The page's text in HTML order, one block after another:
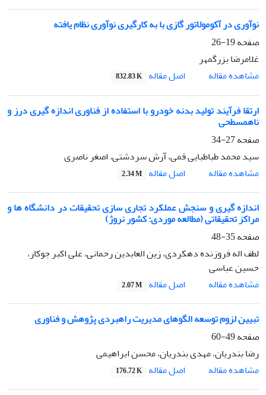
نوآوری در آکومولاتور گازی با به کارگیری نوآوری نظام یافته
صفحه19-26
غلامرضا بزرگمهر
مشاهده مقاله
اصل مقاله 832.83 K
ارتقا فرآیند تولید بدنه خودرو با استفاده از فناوری اندازه گیری درز و
ناهمسطحی
صفحه27-34
سید محمد طباطبایی قمی، آرش سردشتی، اصغر ناصری
مشاهده مقاله
اصل مقاله 2.34 M
اندازه گیری و سنجش عملکرد تجاری سازی تحقیقات در دانشگاه ها و
مراکز تحقیقاتی (مطالعه موردی: کشور نروژ)
صفحه35-48
لطف اله فروزنده دهکردی، زین العابدین رحمانی، علی اکبر جوکار،
حسین عباسی
مشاهده مقاله
اصل مقاله 2.07 M
تبیین لزوم توسعه الگوهای مدیریت راهبردی پژوهش و فناوری
صفحه49-60
رضا بندریان، مهدی بندریان، محسن ابراهیمی
مشاهده مقاله
اصل مقاله 176.72 K